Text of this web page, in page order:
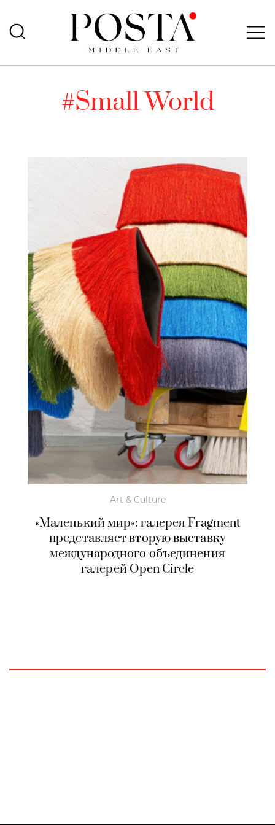
#Small World
Art & Culture
«Маленький мир»: галерея Fragment
представляет вторую выставку
международного объединения
галерей Open Circle